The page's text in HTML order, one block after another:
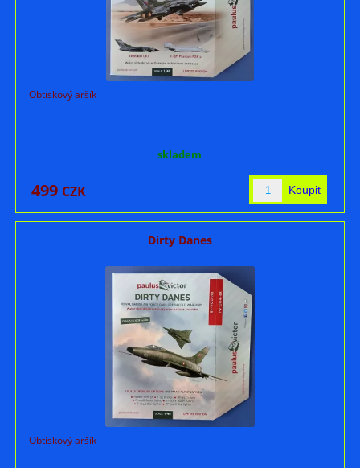
Obtiskový aršík
skladem
499 CZK
Dirty Danes
Obtiskový aršík